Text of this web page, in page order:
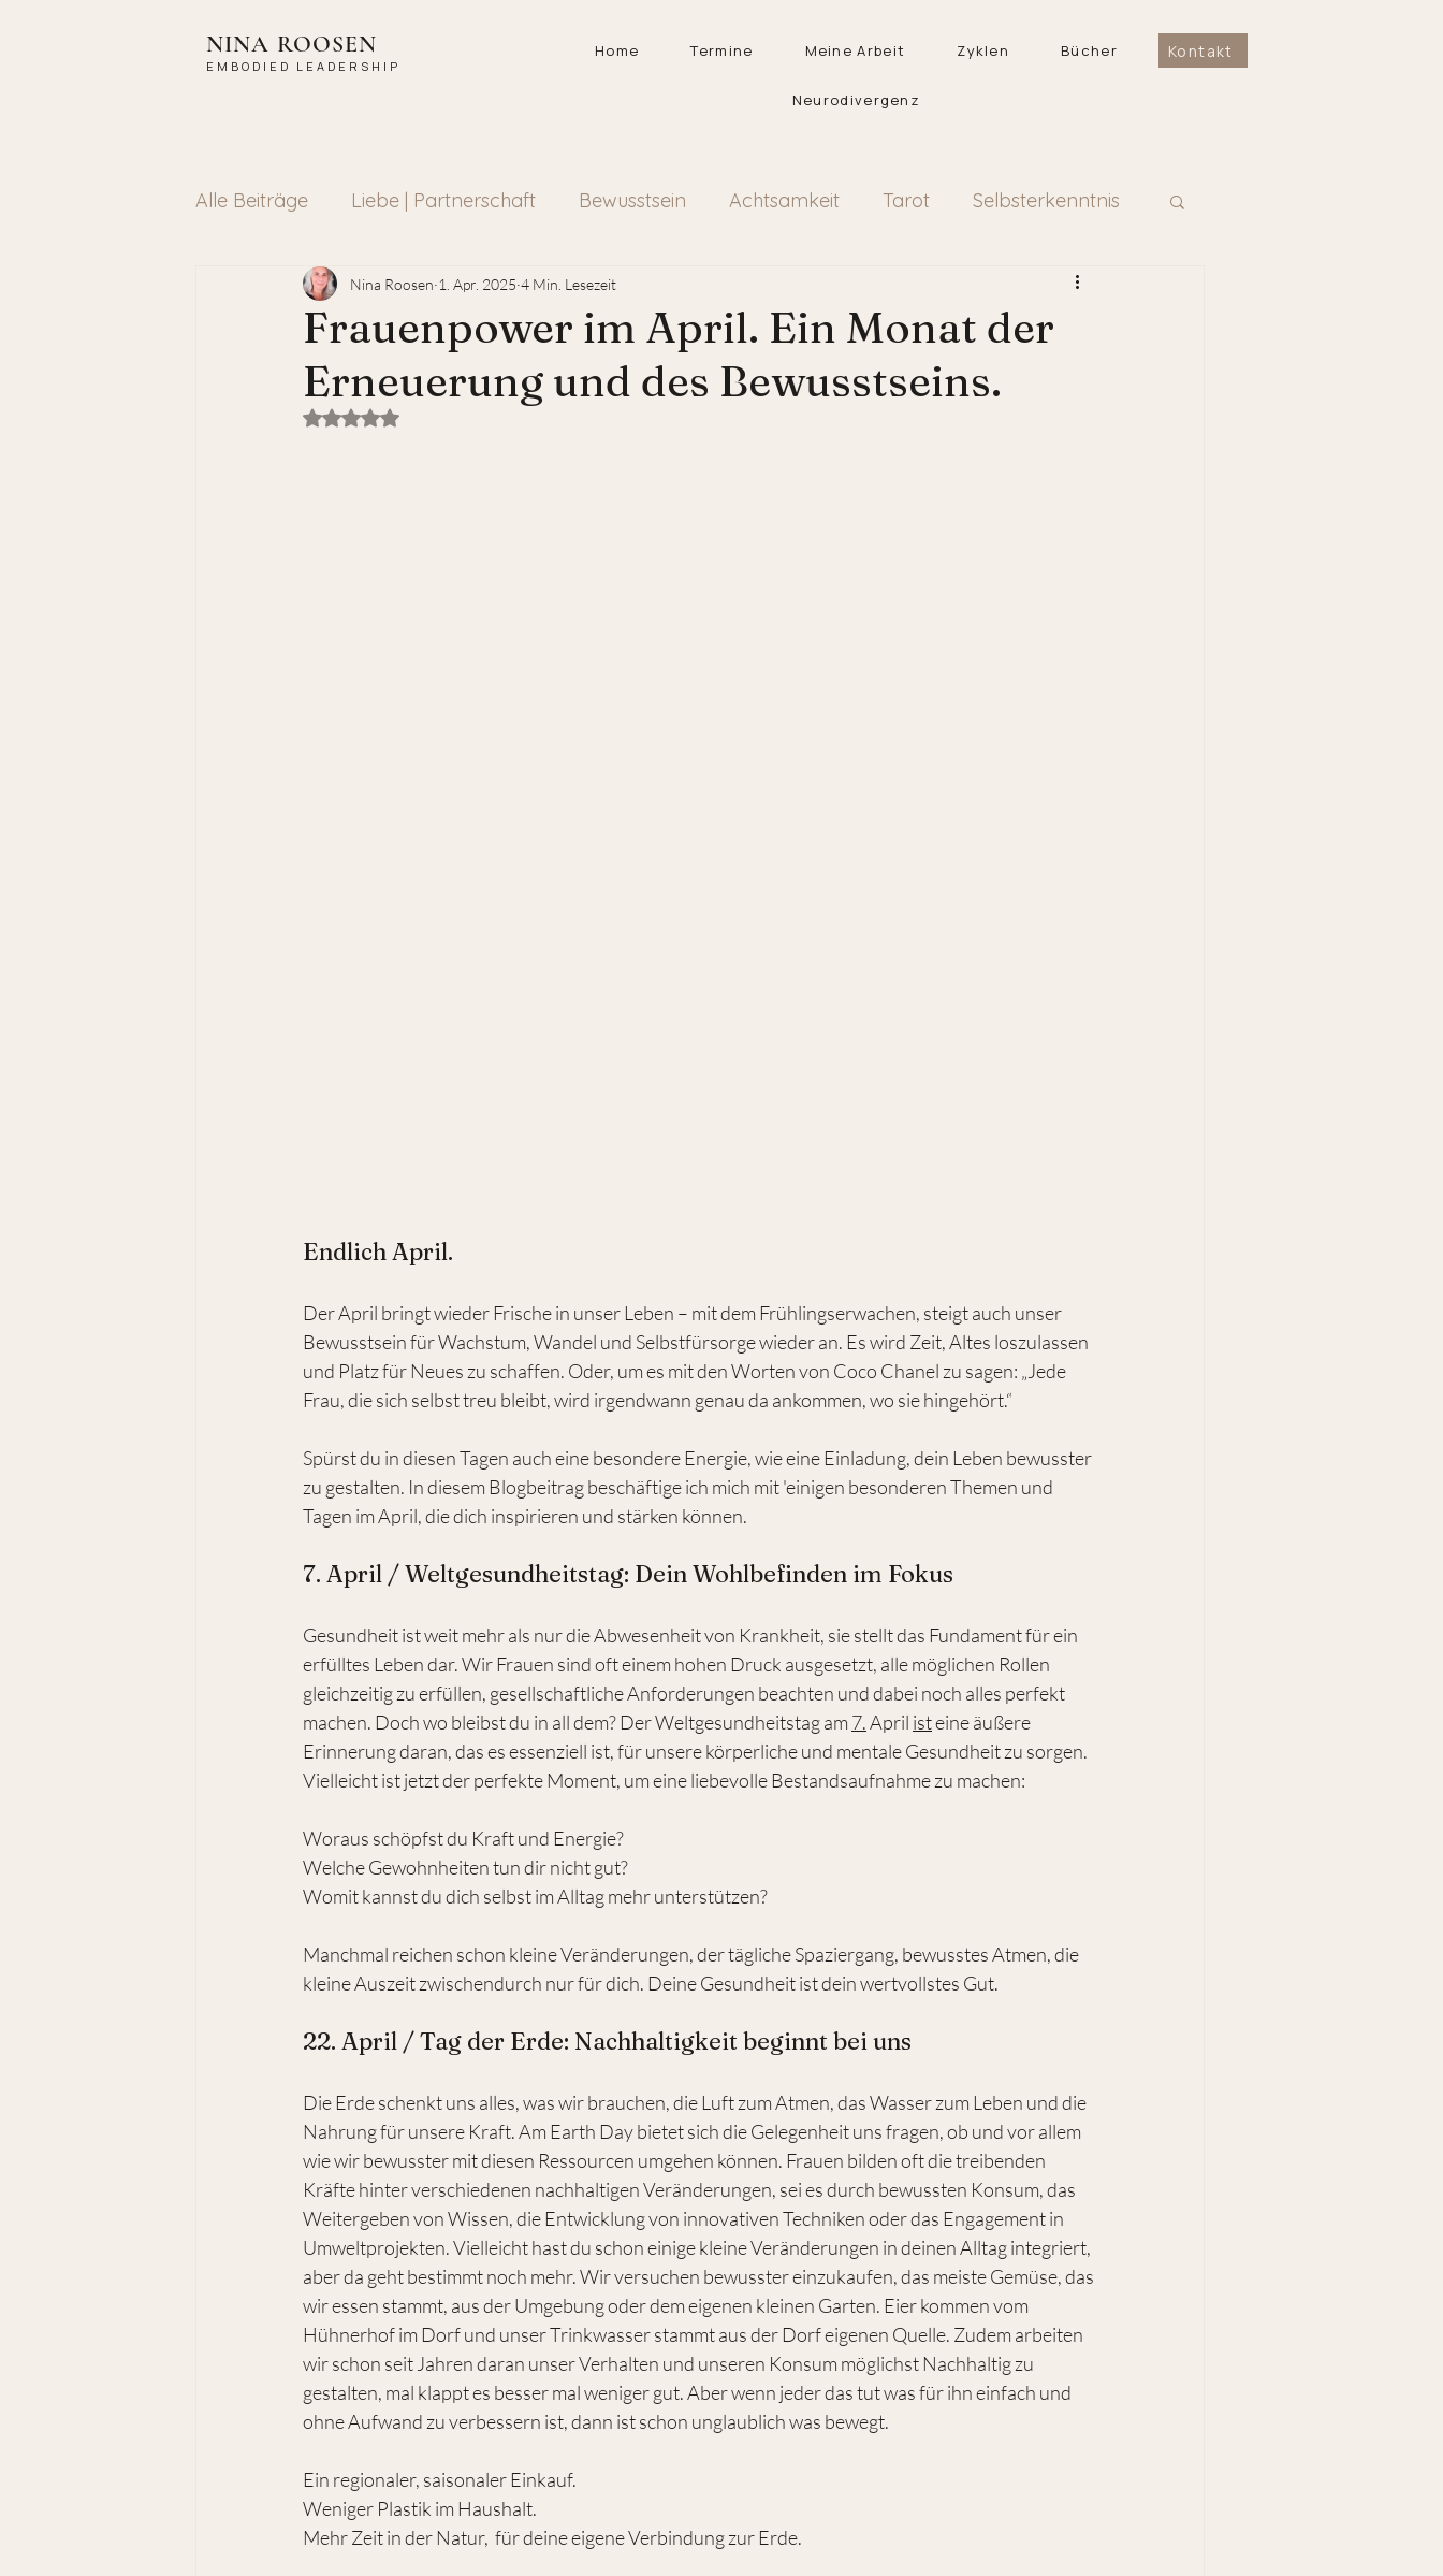
NINA ROOSEN
EMBODIED LEADERSHIP
Home Termine Meine Arbeit Zyklen Bücher
Neurodivergenz
Kontakt
Alle Beiträge Liebe | Partnerschaft Bewusstsein Achtsamkeit Tarot Selbsterkenntnis
Coaching Raunächte Selbstreflektion
Frauenpower im April. Ein Monat der
Erneuerung und des Bewusstseins.
Nina Roosen 1. Apr. 2025 4 Min. Lesezeit
Mit NaN von 5 Sternen bewertet.
Endlich April.
Der April bringt wieder Frische in unser Leben – mit dem Frühlingserwachen, steigt auch unser
Bewusstsein für Wachstum, Wandel und Selbstfürsorge wieder an. Es wird Zeit, Altes loszulassen
und Platz für Neues zu schaffen. Oder, um es mit den Worten von Coco Chanel zu sagen: „Jede
Frau, die sich selbst treu bleibt, wird irgendwann genau da ankommen, wo sie hingehört.“
Spürst du in diesen Tagen auch eine besondere Energie, wie eine Einladung, dein Leben bewusster
zu gestalten. In diesem Blogbeitrag beschäftige ich mich mit 'einigen besonderen Themen und
Tagen im April, die dich inspirieren und stärken können.
7. April / Weltgesundheitstag: Dein Wohlbefinden im Fokus
Gesundheit ist weit mehr als nur die Abwesenheit von Krankheit, sie stellt das Fundament für ein
erfülltes Leben dar. Wir Frauen sind oft einem hohen Druck ausgesetzt, alle möglichen Rollen
gleichzeitig zu erfüllen, gesellschaftliche Anforderungen beachten und dabei noch alles perfekt
machen. Doch wo bleibst du in all dem? Der Weltgesundheitstag am 7. April ist eine äußere
Erinnerung daran, das es essenziell ist, für unsere körperliche und mentale Gesundheit zu sorgen.
Vielleicht ist jetzt der perfekte Moment, um eine liebevolle Bestandsaufnahme zu machen:
Woraus schöpfst du Kraft und Energie?
Welche Gewohnheiten tun dir nicht gut?
Womit kannst du dich selbst im Alltag mehr unterstützen?
Manchmal reichen schon kleine Veränderungen, der tägliche Spaziergang, bewusstes Atmen, die
kleine Auszeit zwischendurch nur für dich. Deine Gesundheit ist dein wertvollstes Gut.
22. April / Tag der Erde: Nachhaltigkeit beginnt bei uns
Die Erde schenkt uns alles, was wir brauchen, die Luft zum Atmen, das Wasser zum Leben und die
Nahrung für unsere Kraft. Am Earth Day bietet sich die Gelegenheit uns fragen, ob und vor allem
wie wir bewusster mit diesen Ressourcen umgehen können. Frauen bilden oft die treibenden
Kräfte hinter verschiedenen nachhaltigen Veränderungen, sei es durch bewussten Konsum, das
Weitergeben von Wissen, die Entwicklung von innovativen Techniken oder das Engagement in
Umweltprojekten. Vielleicht hast du schon einige kleine Veränderungen in deinen Alltag integriert,
aber da geht bestimmt noch mehr. Wir versuchen bewusster einzukaufen, das meiste Gemüse, das
wir essen stammt, aus der Umgebung oder dem eigenen kleinen Garten. Eier kommen vom
Hühnerhof im Dorf und unser Trinkwasser stammt aus der Dorf eigenen Quelle. Zudem arbeiten
wir schon seit Jahren daran unser Verhalten und unseren Konsum möglichst Nachhaltig zu
gestalten, mal klappt es besser mal weniger gut. Aber wenn jeder das tut was für ihn einfach und
ohne Aufwand zu verbessern ist, dann ist schon unglaublich was bewegt.
Ein regionaler, saisonaler Einkauf.
Weniger Plastik im Haushalt.
Mehr Zeit in der Natur,  für deine eigene Verbindung zur Erde.